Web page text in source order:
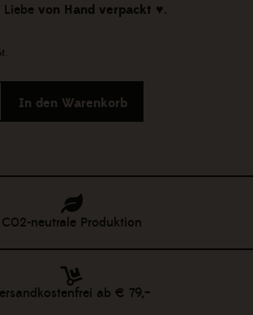
Liebevon Hand verpackt ♥.
In den Warenkorb
C02-neutrale Produktion
ab € 79,–